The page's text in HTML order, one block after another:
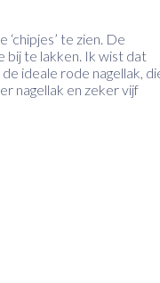
te zien. De
bij te lakken. Ik wist dat
ideale rode nagellak,
nagellak en zeker vijf